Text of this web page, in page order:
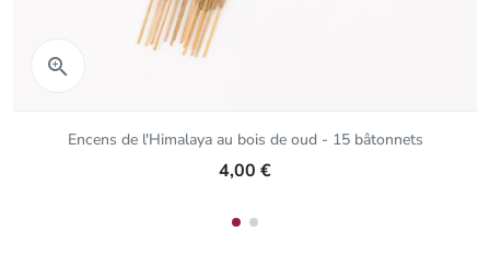
 Aperçu rapide
Encens de l'Himalaya au bois de oud - 15 bâtonnets
4,00 €